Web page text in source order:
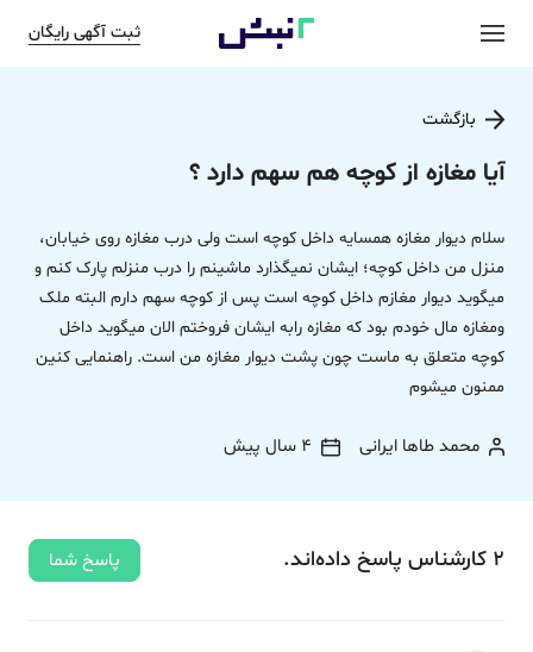
ثبت آگهی رایگان
بازگشت
آیا مغازه از کوچه هم سهم دارد ؟
سلام دیوار مغازه همسایه داخل کوچه است ولی درب مغازه روی خیابان،
منزل من داخل کوچه؛ ایشان نمیگذارد ماشینم را درب منزلم پارک کنم و
میگوید دیوار مغازم داخل کوچه است پس از کوچه سهم دارم البته ملک
ومغازه مال خودم بود که مغازه رابه ایشان فروختم الان میگوید داخل
کوچه متعلق به ماست چون پشت دیوار مغازه من است. راهنمایی کنین
ممنون میشوم
محمد طاها ایرانی 4 سال پیش
2 کارشناس پاسخ داده‌اند. پاسخ شما